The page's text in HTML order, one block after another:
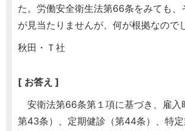
た。労働安全衛生法第66条をみても、
が見当たりませんが、何が根拠なので
秋田・Ｔ社
[ お答え ]
安衛法第66条第１項に基づき、雇入
第43条）、定期健診（第44条）、特